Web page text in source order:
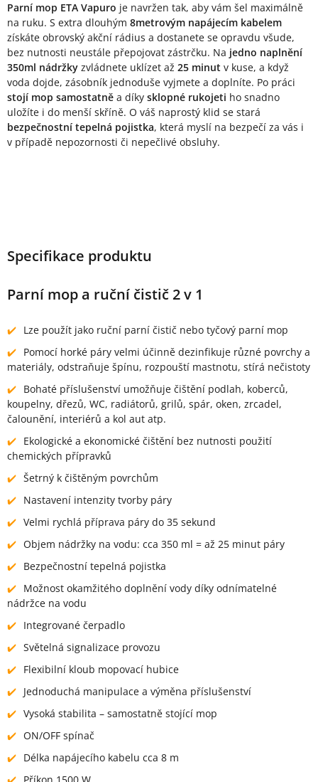
Parní mop ETA Vapuro je navržen tak, aby vám šel maximálně
na ruku. S extra dlouhým 8metrovým napájecím kabelem
získáte obrovský akční rádius a dostanete se opravdu všude,
bez nutnosti neustále přepojovat zástrčku. Na jedno naplnění
350ml nádržky zvládnete uklízet až 25 minut v kuse, a když
voda dojde, zásobník jednoduše vyjmete a doplníte. Po práci
stojí mop samostatně a díky sklopné rukojeti ho snadno
uložíte i do menší skříně. O váš naprostý klid se stará
bezpečnostní tepelná pojistka, která myslí na bezpečí za vás i
v případě nepozornosti či nepečlivé obsluhy.
Specifikace produktu
Parní mop a ruční čistič 2 v 1
Lze použít jako ruční parní čistič nebo tyčový parní mop
Pomocí horké páry velmi účinně dezinfikuje různé povrchy a
materiály, odstraňuje špínu, rozpouští mastnotu, stírá nečistoty
Bohaté příslušenství umožňuje čištění podlah, koberců,
koupelny, dřezů, WC, radiátorů, grilů, spár, oken, zrcadel,
čalounění, interiérů a kol aut atp.
Ekologické a ekonomické čištění bez nutnosti použití
chemických přípravků
Šetrný k čištěným povrchům
Nastavení intenzity tvorby páry
Velmi rychlá příprava páry do 35 sekund
Objem nádržky na vodu: cca 350 ml = až 25 minut páry
Bezpečnostní tepelná pojistka
Možnost okamžitého doplnění vody díky odnímatelné
nádržce na vodu
Integrované čerpadlo
Světelná signalizace provozu
Flexibilní kloub mopovací hubice
Jednoduchá manipulace a výměna příslušenství
Vysoká stabilita – samostatně stojící mop
ON/OFF spínač
Délka napájecího kabelu cca 8 m